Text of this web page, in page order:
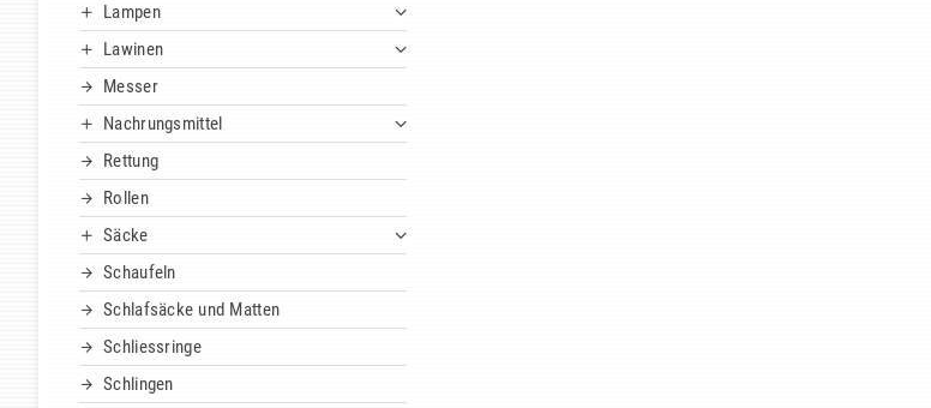
Lampen
Lawinen
Messer
Nachrungsmittel
Rettung
Rollen
Säcke
Schaufeln
Schlafsäcke und Matten
Schliessringe
Schlingen